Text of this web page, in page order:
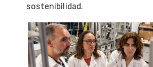
sostenibilidad.